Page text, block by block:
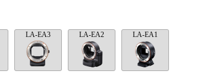
LA-EA3 LA-EA2 LA-EA1